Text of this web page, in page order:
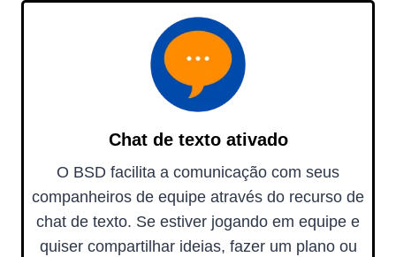
Chat de texto ativado
O BSD facilita a comunicação com seus
companheiros de equipe através do recurso de
chat de texto. Se estiver jogando em equipe e
quiser compartilhar ideias, fazer um plano ou